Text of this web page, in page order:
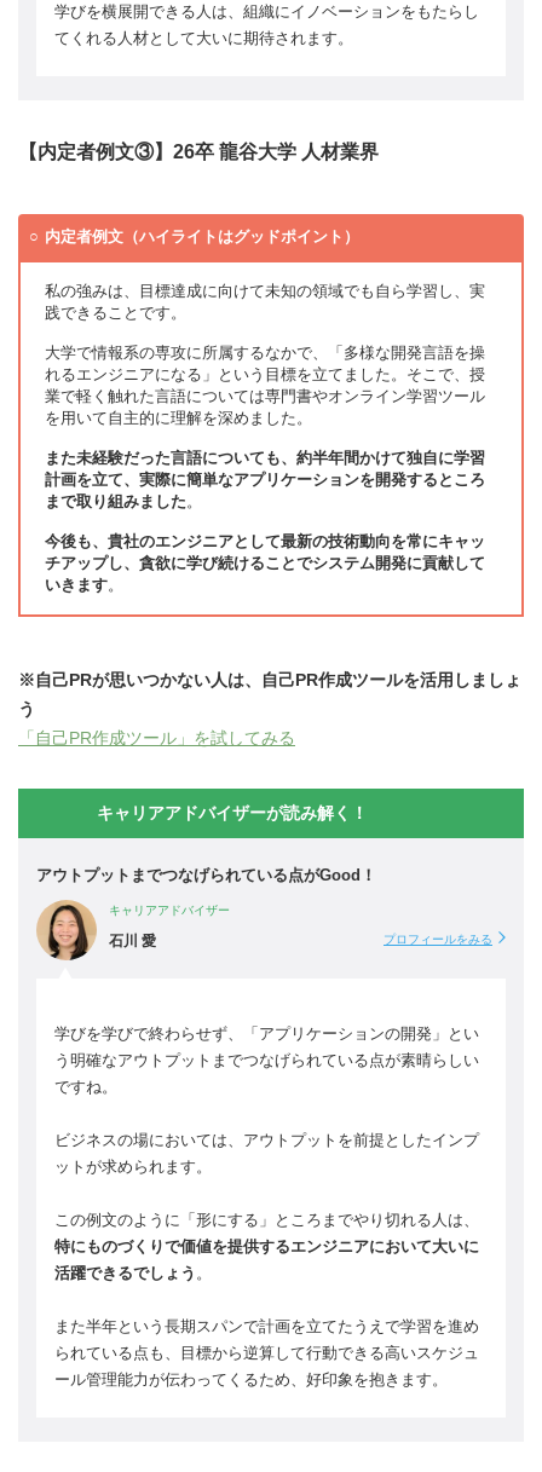
学びを横展開できる人は、組織にイノベーションをもたらし
てくれる人材として大いに期待されます。
【内定者例文③】26卒 龍谷大学 人材業界
内定者例文（ハイライトはグッドポイント）
私の強みは、目標達成に向けて未知の領域でも自ら学習し、実
践できることです。
大学で情報系の専攻に所属するなかで、「多様な開発言語を操
れるエンジニアになる」という目標を立てました。そこで、授
業で軽く触れた言語については専門書やオンライン学習ツール
を用いて自主的に理解を深めました。
また未経験だった言語についても、約半年間かけて独自に学習
計画を立て、実際に簡単なアプリケーションを開発するところ
まで取り組みました。
今後も、貴社のエンジニアとして最新の技術動向を常にキャッ
チアップし、貪欲に学び続けることでシステム開発に貢献して
いきます。
※自己PRが思いつかない人は、自己PR作成ツールを活用しましょ
う
「自己PR作成ツール」を試してみる
キャリアアドバイザーが読み解く！
アウトプットまでつなげられている点がGood！
キャリアアドバイザー
石川 愛 プロフィールをみる
学びを学びで終わらせず、「アプリケーションの開発」とい
う明確なアウトプットまでつなげられている点が素晴らしい
ですね。
ビジネスの場においては、アウトプットを前提としたインプ
ットが求められます。
この例文のように「形にする」ところまでやり切れる人は、
特にものづくりで価値を提供するエンジニアにおいて大いに
活躍できるでしょう 。
また半年という長期スパンで計画を立てたうえで学習を進め
られている点も、目標から逆算して行動できる高いスケジュ
ール管理能力が伝わってくるため、好印象を抱きます。